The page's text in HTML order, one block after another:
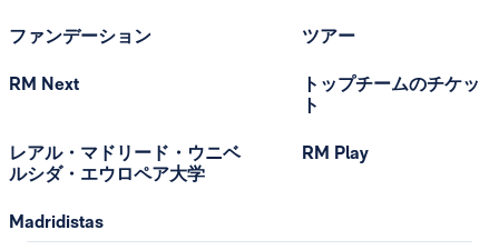
ファンデーション
RM Next
レアル・マドリード・ウニベ
ルシダ・エウロペア大学
Madridistas
ツアー
トップチームのチケッ
ト
RM Play